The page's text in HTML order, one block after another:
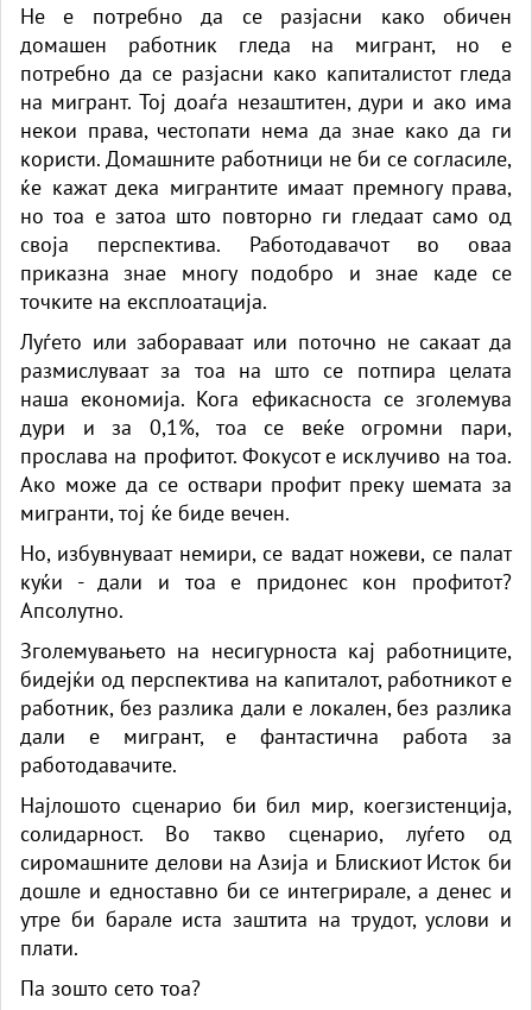
Не е потребно да се разјасни како обичен
домашен работник гледа на мигрант, но е
потребно да се разјасни како капиталистот гледа
на мигрант. Тој доаѓа незаштитен, дури и ако има
некои права, честопати нема да знае како да ги
користи. Домашните работници не би се согласиле,
ќе кажат дека мигрантите имаат премногу права,
но тоа е затоа што повторно ги гледаат само од
своја перспектива. Работодавачот во оваа
приказна знае многу подобро и знае каде се
точките на експлоатација.
Луѓето или забораваат или поточно не сакаат да
размислуваат за тоа на што се потпира целата
наша економија. Кога ефикасноста се зголемува
дури и за 0,1%, тоа се веќе огромни пари,
прослава на профитот. Фокусот е исклучиво на тоа.
Ако може да се оствари профит преку шемата за
мигранти, тој ќе биде вечен.
Но, избувнуваат немири, се вадат ножеви, се палат
куќи - дали и тоа е придонес кон профитот?
Апсолутно.
Зголемувањето на несигурноста кај работниците,
бидејќи од перспектива на капиталот, работникот е
работник, без разлика дали е локален, без разлика
дали е мигрант, е фантастична работа за
работодавачите.
Најлошото сценарио би бил мир, коегзистенција,
солидарност. Во такво сценарио, луѓето од
сиромашните делови на Азија и Блискиот Исток би
дошле и едноставно би се интегрирале, а денес и
утре би барале иста заштита на трудот, услови и
плати.
Па зошто сето тоа?